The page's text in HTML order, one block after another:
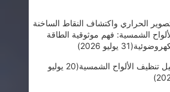
الحراري واكتشاف النقاط الساخنة
الشمسية: فهم موثوقية الطاقة
(31 يوليو 2026)
تنظيف الألواح الشمسية
(20 يوليو